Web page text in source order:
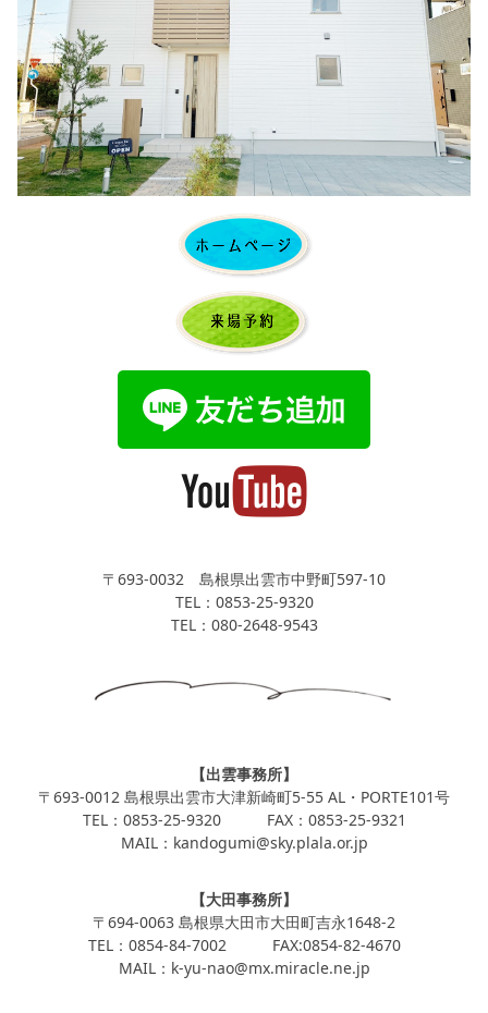
〒693-0032 島根県出雲市中野町597-10
TEL：0853-25-9320
TEL：080-2648-9543
【出雲事務所】
〒693-0012 島根県出雲市大津新崎町5-55 AL・PORTE101号
TEL：0853-25-9320 FAX：0853-25-9321
MAIL：kandogumi@sky.plala.or.jp
【大田事務所】
〒694-0063 島根県大田市大田町吉永1648-2
TEL：0854-84-7002 FAX:0854-82-4670
MAIL：k-yu-nao@mx.miracle.ne.jp